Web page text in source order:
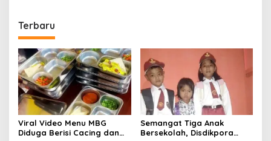
Terbaru
Viral Video Menu MBG
Diduga Berisi Cacing dan
Semangat Tiga Anak
Bersekolah, Disdikpora